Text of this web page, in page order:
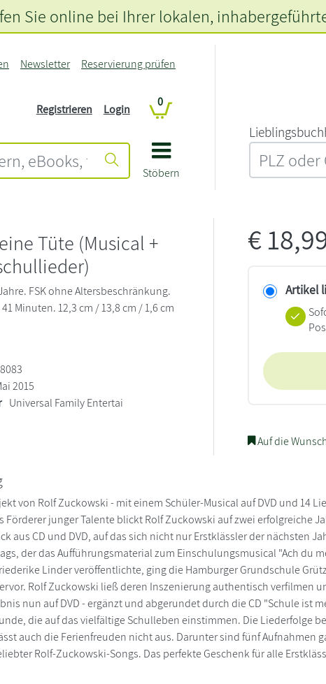
Stöbern
Newsletter Reservierung prüfen
Registrieren Login
0
Sie online bei Ihrer lokalen,
Tüte (Musical +
FSK ohne Altersbeschränkung.
Minuten. 12,3 cm / 13,8 cm / 1,6 cm
2015
Universal Family Entertai
€
Artikel
Auf die
von Rolf Zuckowski - mit einem Schüler-Musical auf DVD und 14
Förderer junger Talente blickt Rolf Zuckowski auf zwei erfolgreiche
aus CD und DVD, auf das sich nicht nur Erstklässler der nächsten
der das Aufführungsmaterial zum Einschulungsmusical "Ach du
Linder veröffentlichte, ging die Hamburger Grundschule
Rolf Zuckowski ließ deren Inszenierung authentisch verfilmen
nun auf DVD - ergänzt und abgerundet durch die CD "Schule ist
die auf das vielfältige Schulleben einstimmen. Die Liederfolge
auch die Ferienfreuden nicht aus. Darunter sind fünf Aufnahmen
Rolf-Zuckowski-Songs. Das perfekte Geschenk für alle